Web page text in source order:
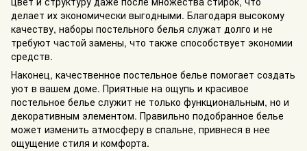
делает их экономически выгодными. Благодаря высокому
качеству, наборы постельного белья служат долго и не
требуют частой замены, что также способствует экономии
средств.
Наконец, качественное постельное белье помогает создать
уют в вашем доме. Приятные на ощупь и красивое
постельное белье служит не только функциональным, но и
декоративным элементом. Правильно подобранное белье
может изменить атмосферу в спальне, привнеся в нее
ощущение стиля и комфорта.